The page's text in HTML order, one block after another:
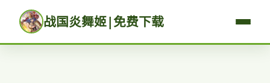
战国炎舞姬|免费下载